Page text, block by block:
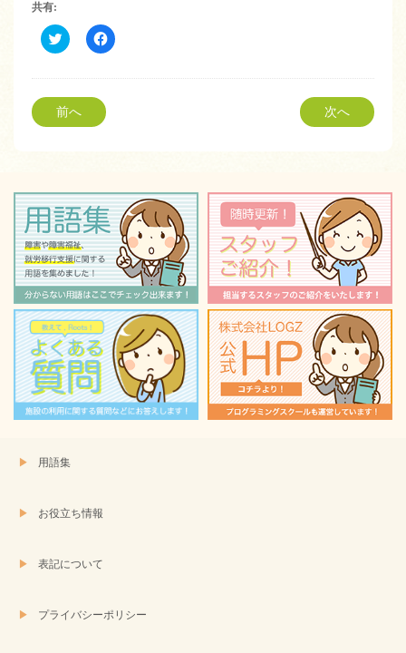
共有:
ク
リ
し
て
Twitter
で
共
ウ
ィ
ン
ド
ウ
で
開
き
ま
す)
Facebook
で
す
て
く
だ
さ
い
(新
し
い
ウ
ィ
ン
ド
ウ
で
開
き
ま
す)
前へ 次へ
用語集
お役立ち情報
表記について
プライバシーポリシー